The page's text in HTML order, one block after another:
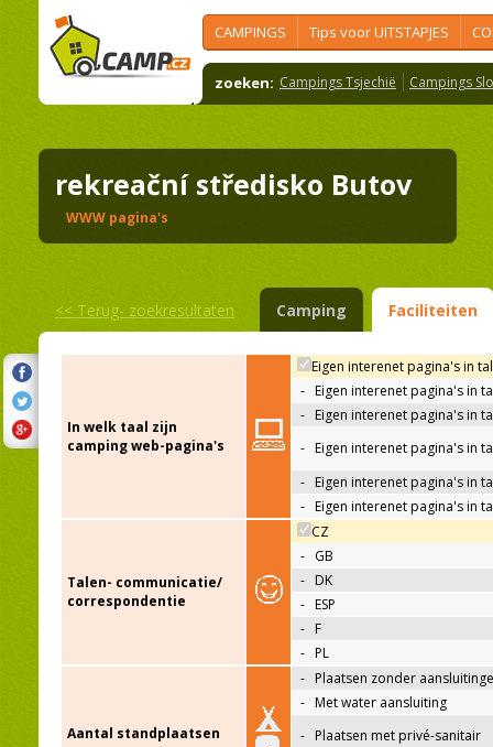
CAMPINGS Tips voor UITSTAPJES
zoeken: Campings Tsjechië Campings
rekreační středisko Butov
WWW pagina's
<< Terug- zoekresultaten Camping Faciliteiten
In welk taal zijn
camping web-pagina's
Eigen interenet pagina's in
- Eigen interenet pagina's in
- Eigen interenet pagina's in
- Eigen interenet pagina's in
- Eigen interenet pagina's in
- Eigen interenet pagina's in
Talen- communicatie/
correspondentie
CZ
- GB
- DK
- ESP
- F
- PL
Aantal standplaatsen
- Plaatsen zonder
- Met water aansluiting
- Plaatsen met privé-sanitair